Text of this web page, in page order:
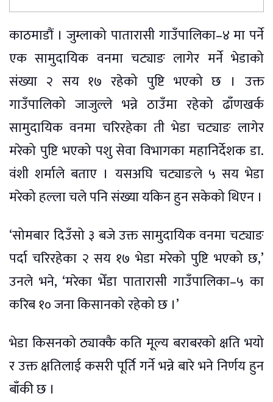
काठमाडौं । जुम्लाको पातारासी गाउँपालिका–४ मा पर्ने
एक सामुदायिक वनमा चट्याङ लागेर मर्ने भेडाको
संख्या २ सय १७ रहेको पुष्टि भएको छ । उक्त
गाउँपालिको जाजुल्ले भन्ने ठाउँमा रहेको ढाँणखर्क
सामुदायिक वनमा चरिरहेका ती भेडा चट्याङ लागेर
मरेको पुष्टि भएको पशु सेवा विभागका महानिर्देशक डा.
वंशी शर्माले बताए । यसअघि चट्याङले ५ सय भेडा
मरेको हल्ला चले पनि संख्या यकिन हुन सकेको थिएन ।
‘सोमबार दिउँसो ३ बजे उक्त सामुदायिक वनमा चट्याङ
पर्दा चरिरहेका २ सय १७ भेडा मरेको पुष्टि भएको छ,’
उनले भने, ‘मरेका भेँडा पातारासी गाउँपालिका–५ का
करिब १० जना किसानको रहेको छ ।’
भेडा किसनको ठ्याक्कै कति मूल्य बराबरको क्षति भयो
र उक्त क्षतिलाई कसरी पूर्ति गर्ने भन्ने बारे भने निर्णय हुन
बाँकी छ ।